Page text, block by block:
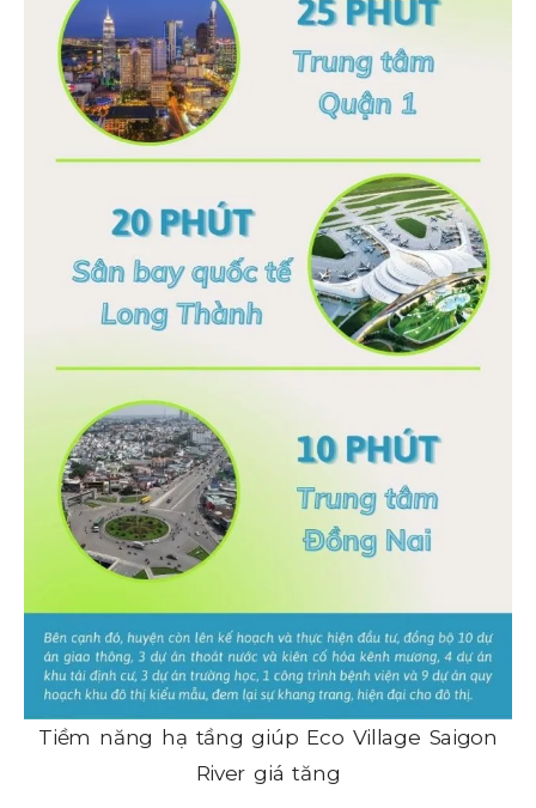
Tiềm năng hạ tầng giúp Eco Village Saigon
River giá tăng